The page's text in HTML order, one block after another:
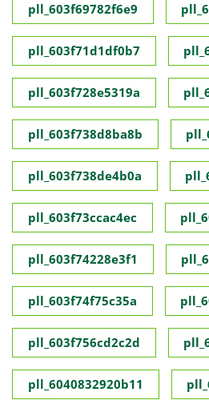
pll_603f69782f6e9
pll_603f71d1df0b7
pll_603f728e5319a
pll_603f738d8ba8b
pll_603f738de4b0a
pll_603f73ccac4ec
pll_603f74228e3f1
pll_603f74f75c35a
pll_603f756cd2c2d
pll_6040832920b11